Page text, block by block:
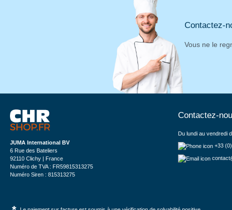
Contactez-
Vous ne le
JUMA International BV
6 Rue des Bateliers
92110 Clichy | France
Numéro de TVA : FR59815313275
Numéro Siren : 815313275
Contactez-
Du lundi au vendredi
+33